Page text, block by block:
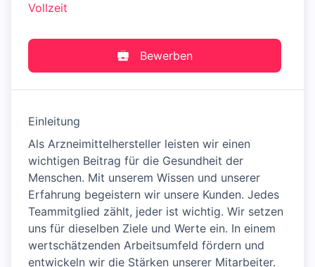
Vollzeit
Bewerben
Einleitung
Als Arzneimittelhersteller leisten wir einen
wichtigen Beitrag für die Gesundheit der
Menschen. Mit unserem Wissen und unserer
Erfahrung begeistern wir unsere Kunden. Jedes
Teammitglied zählt, jeder ist wichtig. Wir setzen
uns für dieselben Ziele und Werte ein. In einem
wertschätzenden Arbeitsumfeld fördern und
entwickeln wir die Stärken unserer Mitarbeiter.